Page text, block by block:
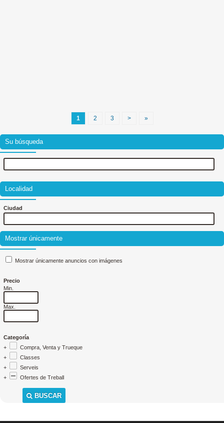
1 2 3 > »
Su búsqueda
Localidad
Ciudad
Mostrar únicamente
Mostrar únicamente anuncios con imágenes
Precio
Min.
Max.
Categoría
+
Compra, Venta y Trueque
+
Classes
+
Serveis
+
Ofertes de Treball
BUSCAR